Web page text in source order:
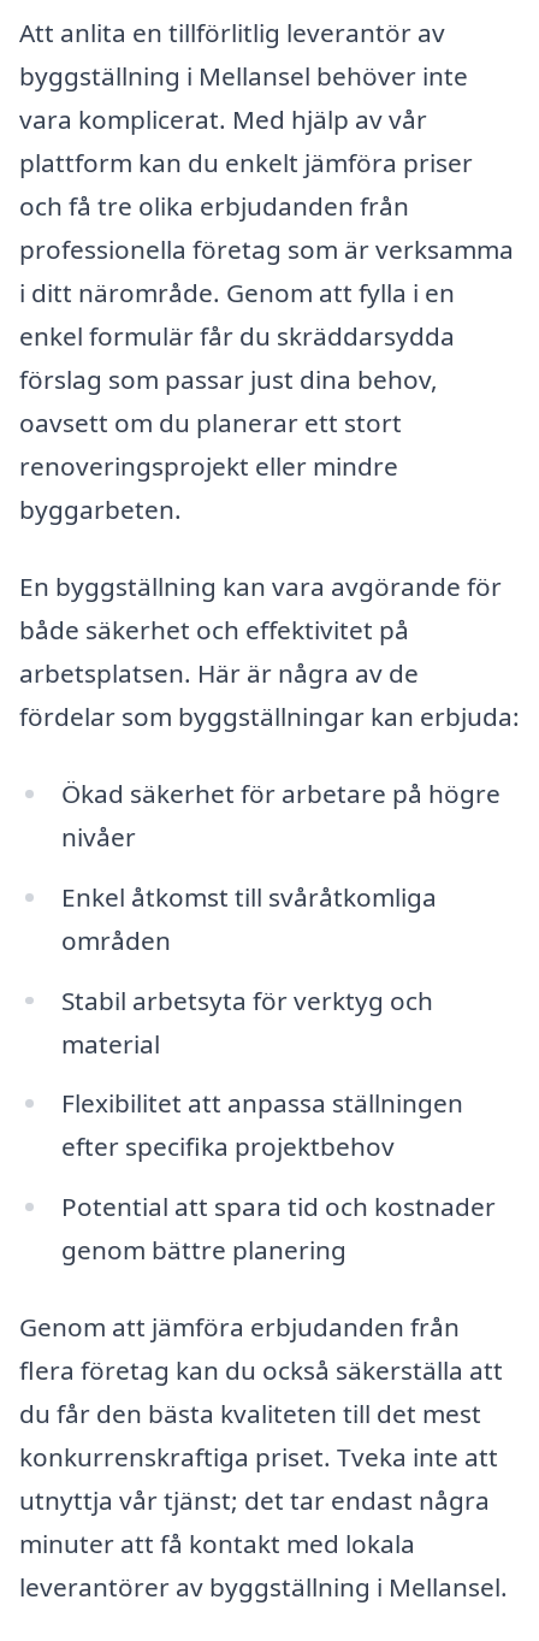
Att anlita en tillförlitlig leverantör av
byggställning i Mellansel behöver inte
vara komplicerat. Med hjälp av vår
plattform kan du enkelt jämföra priser
och få tre olika erbjudanden från
professionella företag som är verksamma
i ditt närområde. Genom att fylla i en
enkel formulär får du skräddarsydda
förslag som passar just dina behov,
oavsett om du planerar ett stort
renoveringsprojekt eller mindre
byggarbeten.
En byggställning kan vara avgörande för
både säkerhet och effektivitet på
arbetsplatsen. Här är några av de
fördelar som byggställningar kan erbjuda:
Ökad säkerhet för arbetare på högre
nivåer
Enkel åtkomst till svåråtkomliga
områden
Stabil arbetsyta för verktyg och
material
Flexibilitet att anpassa ställningen
efter specifika projektbehov
Potential att spara tid och kostnader
genom bättre planering
Genom att jämföra erbjudanden från
flera företag kan du också säkerställa att
du får den bästa kvaliteten till det mest
konkurrenskraftiga priset. Tveka inte att
utnyttja vår tjänst; det tar endast några
minuter att få kontakt med lokala
leverantörer av byggställning i Mellansel.